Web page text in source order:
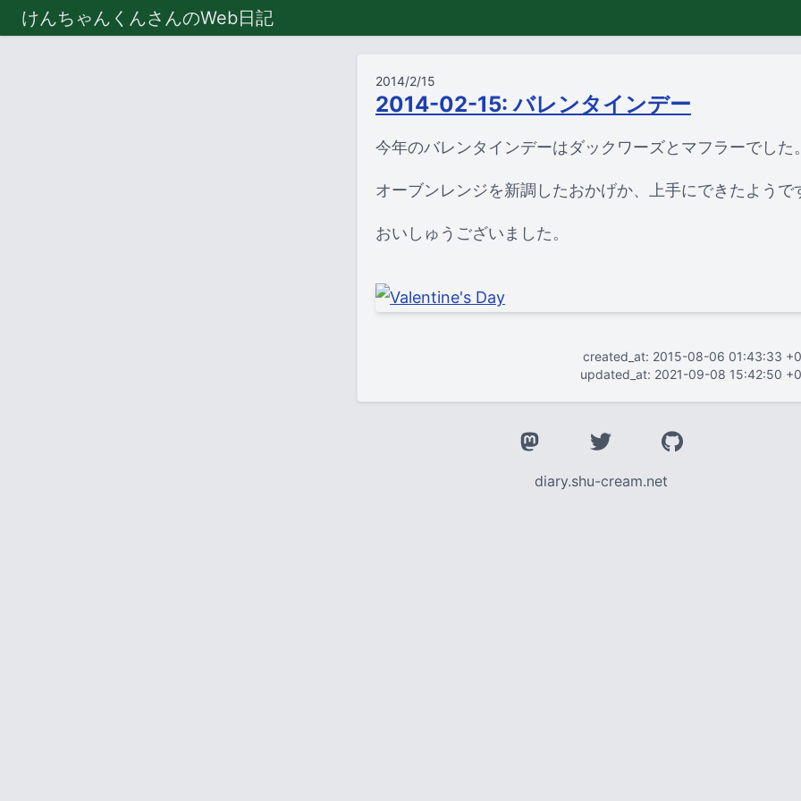
けんちゃんくんさんのWeb日記
2014/2/15
2014-02-15: バレンタインデー
今年のバレンタインデーはダックワーズとマフラーでした。
オーブンレンジを新調したおかげか、上手にできたようで
おいしゅうございました。
created_at: 2015-08-06 01:43:33
updated_at: 2021-09-08 15:42:50
diary.shu-cream.net